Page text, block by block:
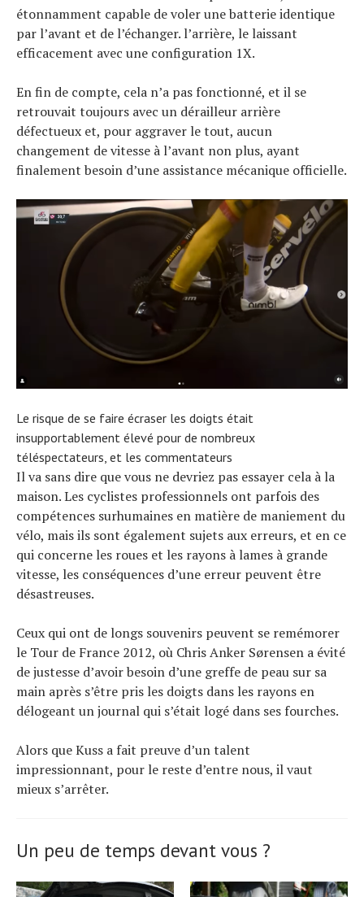
étonnamment capable de voler une batterie identique
par l’avant et de l’échanger. l’arrière, le laissant
efficacement avec une configuration 1X.
En fin de compte, cela n’a pas fonctionné, et il se
retrouvait toujours avec un dérailleur arrière
défectueux et, pour aggraver le tout, aucun
changement de vitesse à l’avant non plus, ayant
finalement besoin d’une assistance mécanique officielle.
Le risque de se faire écraser les doigts était
insupportablement élevé pour de nombreux
téléspectateurs, et les commentateurs
Il va sans dire que vous ne devriez pas essayer cela à la
maison. Les cyclistes professionnels ont parfois des
compétences surhumaines en matière de maniement du
vélo, mais ils sont également sujets aux erreurs, et en ce
qui concerne les roues et les rayons à lames à grande
vitesse, les conséquences d’une erreur peuvent être
désastreuses.
Ceux qui ont de longs souvenirs peuvent se remémorer
le Tour de France 2012, où Chris Anker Sørensen a évité
de justesse d’avoir besoin d’une greffe de peau sur sa
main après s’être pris les doigts dans les rayons en
délogeant un journal qui s’était logé dans ses fourches.
Alors que Kuss a fait preuve d’un talent
impressionnant, pour le reste d’entre nous, il vaut
mieux s’arrêter.
Un peu de temps devant vous ?